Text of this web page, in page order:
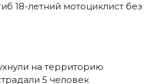
18-летний мотоциклист без
на территорию
5 человек